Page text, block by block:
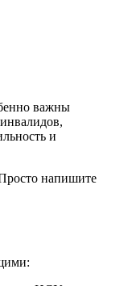
важны
и
напишите